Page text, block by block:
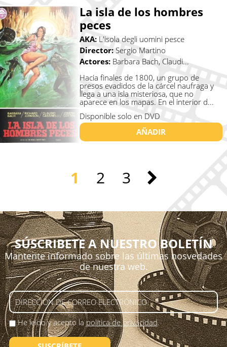
La isla de los hombres
peces
AKA:L'isola degli uomini pesce
Director:Sergio Martino
Actores: Barbara Bach, Claudi...
Hacia finales de 1800, un grupo de
presos evadidos de la cárcel naufraga y
llega a una isla misteriosa, que no
aparece en los mapas. En el interior d...
Disponible solo en DVD
AÑADIR
1 2 3
SÚSCRIBETE A NUESTRO BOLETÍN
Mantente informado sobre las últimas nosvedades
de nuestra web.
He leído y acepto lapolítica de privacidad.